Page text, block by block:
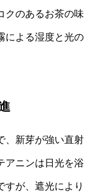
クのあるお茶の味
による湿度と光の
、新芽が強い直射
アニンは日光を浴
すが、遮光により